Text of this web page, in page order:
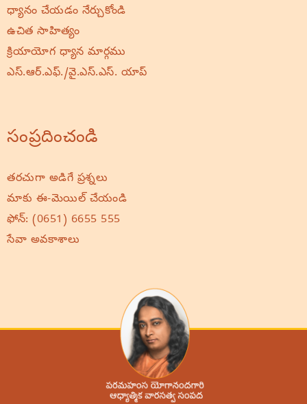
ధ్యానం చేయడం నేర్చుకోండి
ఉచిత సాహిత్యం
క్రియాయోగ ధ్యాన మార్గము
ఎస్.ఆర్.ఎఫ్./వై.ఎస్.ఎస్. యాప్
సంప్రదించండి
తరచుగా అడిగే ప్రశ్నలు
మాకు ఈ-మెయిల్ చేయండి
ఫోన్: (0651) 6655 555
సేవా అవకాశాలు